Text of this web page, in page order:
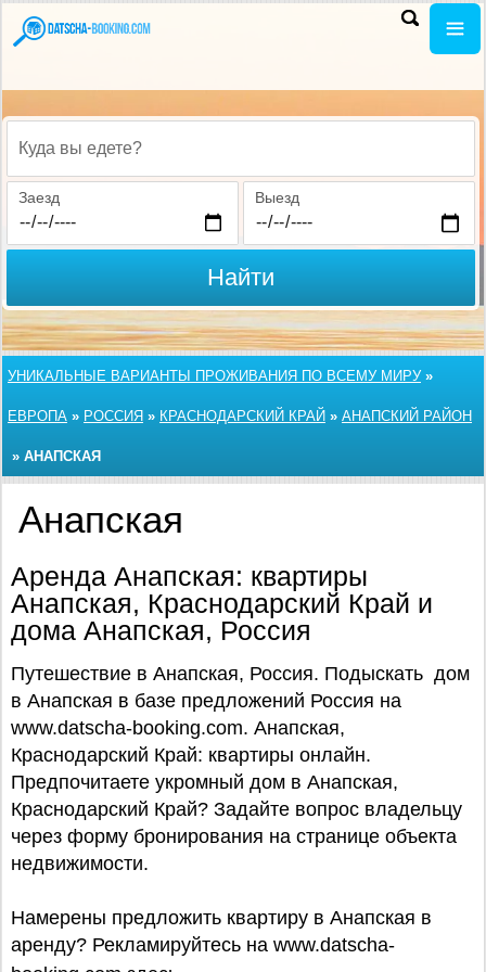
Куда вы едете?
Заезд Выезд
Найти
УНИКАЛЬНЫЕ ВАРИАНТЫ ПРОЖИВАНИЯ ПО ВСЕМУ МИРУ»
ЕВРОПА » РОССИЯ » КРАСНОДАРСКИЙ КРАЙ » АНАПСКИЙ РАЙОН
» АНАПСКАЯ
Анапская
Аренда Анапская: квартиры
Анапская, Краснодарский Край и
дома Анапская, Россия
Путешествие в Анапская, Россия. Подыскать дом
в Анапская в базе предложений Россия на
www.datscha-booking.com. Анапская,
Краснодарский Край: квартиры онлайн.
Предпочитаете укромный дом в Анапская,
Краснодарский Край? Задайте вопрос владельцу
через форму бронирования на странице объекта
недвижимости.
Намерены предложить квартиру в Анапская в
аренду? Рекламируйтесь на www.datscha-